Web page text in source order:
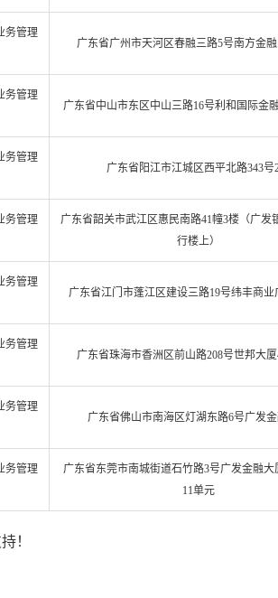
务管理
广东省广州市天河区春融三路5号南方金
务管理
广东省中山市东区中山三路16号利和国际金
务管理
广东省阳江市江城区西平北路343号
务管理
广东省韶关市武江区惠民南路41幢3楼（广发
行楼上）
务管理
广东省江门市蓬江区建设三路19号纬丰商业
务管理
广东省珠海市香洲区前山路208号世邦大厦
务管理
广东省佛山市南海区灯湖东路6号广发
务管理
广东省东莞市南城街道石竹路3号广发金融大
11单元
！